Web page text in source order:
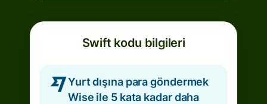
Swift kodu bilgileri
Yurt dışına para göndermek
Wise ile 5 kata kadar daha